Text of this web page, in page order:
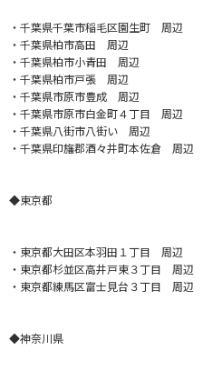
・千葉県千葉市稲毛区園生町 周辺
・千葉県柏市高田 周辺
・千葉県柏市小青田 周辺
・千葉県柏市戸張 周辺
・千葉県市原市豊成 周辺
・千葉県市原市白金町４丁目 周辺
・千葉県八街市八街い 周辺
・千葉県印旛郡酒々井町本佐倉 周辺
◆東京都
・東京都大田区本羽田１丁目 周辺
・東京都杉並区高井戸東３丁目 周辺
・東京都練馬区富士見台３丁目 周辺
◆神奈川県